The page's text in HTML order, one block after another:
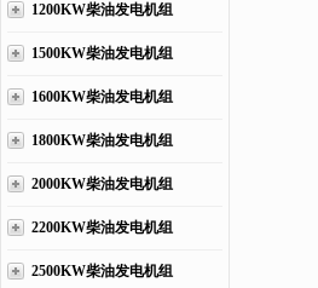
1200KW柴油发电机组
1500KW柴油发电机组
1600KW柴油发电机组
1800KW柴油发电机组
2000KW柴油发电机组
2200KW柴油发电机组
2500KW柴油发电机组